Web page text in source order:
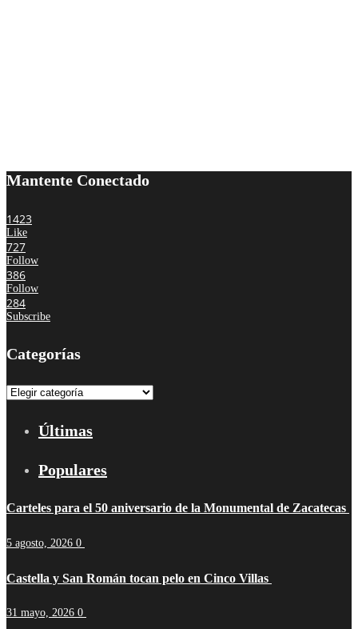
Mantente Conectado
1423
Like
727
Follow
386
Follow
284
Subscribe
Categorías
Categorías
Últimas
Populares
Carteles para el 50 aniversario de la Monumental de Zacatecas
5 agosto, 2026 0
Castella y San Román tocan pelo en Cinco Villas
31 mayo, 2026 0